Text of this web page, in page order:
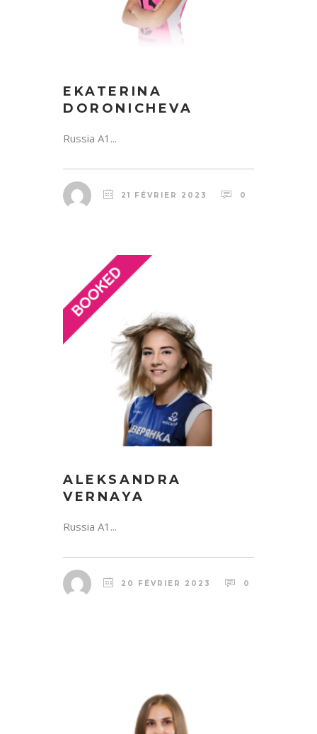
EKATERINA
DORONICHEVA
Russia A1...
21 FÉVRIER 2023 0
ALEKSANDRA
VERNAYA
Russia A1...
20 FÉVRIER 2023 0